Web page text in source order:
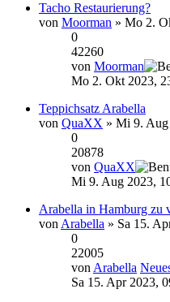
Tacho Restaurierung?
von Moorman » Mo 2.
0
42260
von Moorman
Mo 2. Okt 2023,
Teppichsatz Arabella
von QuaXX » Mi 9.
0
20878
von QuaXX
Mi 9. Aug 2023,
Arabella in Hamburg zu
von Arabella » Sa 15.
0
22005
von Arabella
Sa 15. Apr 2023,